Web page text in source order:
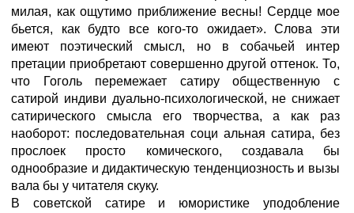
милая, как ощутимо приближение весны! Сердце мое
бьется, как будто все кого-то ожидает». Слова эти
имеют поэтический смысл, но в собачьей интер
претации приобретают совершенно другой оттенок. То,
что Гоголь перемежает сатиру общественную с
сатирой индиви дуально-психологической, не снижает
сатирического смысла его творчества, а как раз
наоборот: последовательная соци альная сатира, без
прослоек просто комического, создавала бы
однообразие и дидактическую тенденциозность и вызы
вала бы у читателя скуку.
В советской сатире и юмористике уподобление